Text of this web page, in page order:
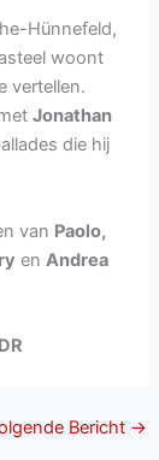
Hünnefeld,
woont
vertellen.
Jonathan
die hij
van Paolo,
enAndrea
Bericht →